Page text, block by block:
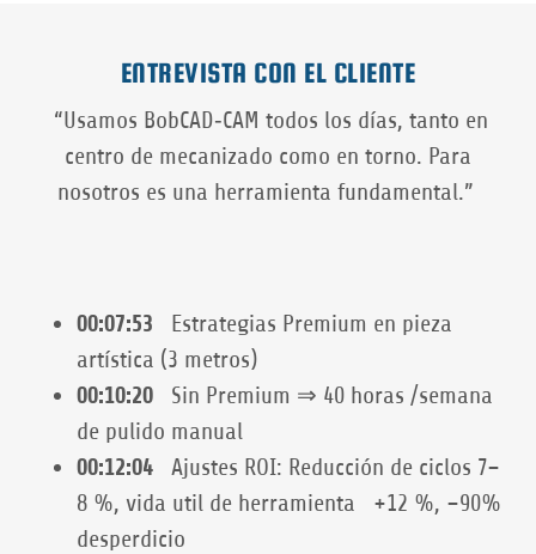
ENTREVISTA CON EL CLIENTE
“Usamos BobCAD‑CAM todos los días, tanto en
centro de mecanizado como en torno. Para
nosotros es una herramienta fundamental.”
00:07:53 Estrategias Premium en pieza
artística (3 metros)
00:10:20 Sin Premium ⇒ 40 horas /semana
de pulido manual
00:12:04 Ajustes ROI: Reducción de ciclos 7–
8 %, vida util de herramienta +12 %, −90%
desperdicio